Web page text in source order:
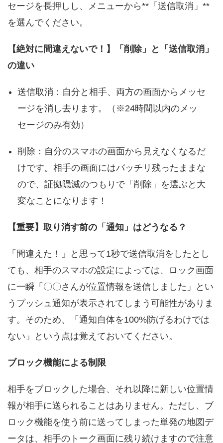
セージを長押しし、メニューから**「送信取消」**
を選んでください。
【絶対に間違えないで！】「削除」と「送信取消」
の違い
送信取消：自分と相手、両方の画面からメッセ
ージを消し去ります。（※24時間以内のメッ
セージのみ有効）
削除：自分のスマホの画面から見えなくなるだ
けです。相手の画面にはバッチリ残ったままな
ので、証拠隠滅のつもりで「削除」を選ぶと大
変なことになります！
【重要】取り消す前の「通知」はどうなる？
「間違えた！」と思って1秒で送信取消をしたとし
ても、相手のスマホの設定によっては、ロック画面
に一瞬「〇〇さんが位置情報を送信しました」とい
うプッシュ通知が表示されてしまう可能性がありま
す。そのため、「通知自体を100%防げるわけでは
ない」という点は覚えておいてください。
ブロック機能による制限
相手をブロックした場合、それ以降に新しい位置情
報が相手に送られることはありません。ただし、ブ
ロック機能を使う前に送ってしまった単発の地図デ
ータは、相手のトーク画面に残り続けますので注意